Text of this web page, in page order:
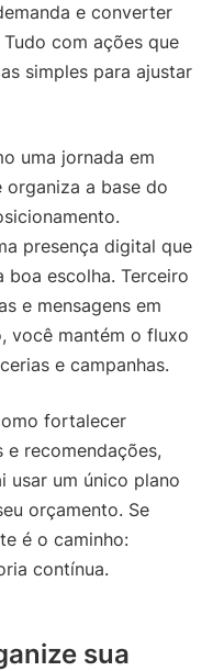
e converter
com ações que
simples para ajustar
uma jornada em
organiza a base do
presença digital que
escolha. Terceiro
e mensagens em
você mantém o fluxo
e campanhas.
fortalecer
recomendações,
usar um único plano
orçamento. Se
é o caminho:
contínua.
sua